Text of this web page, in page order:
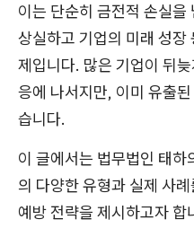
이는 단순히 금전적 손실
상실하고 기업의 미래 성
제입니다. 많은 기업이 뒤
응에 나서지만, 이미 유출
습니다.
이 글에서는 법무법인 태
의 다양한 유형과 실제 사
예방 전략을 제시하고자 합